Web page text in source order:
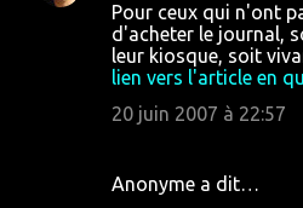
Pour ceux qui n'ont
d'acheter le journal,
leur kiosque, soit
lien vers l'article en
20 juin 2007 à 22:57
Anonyme a dit…